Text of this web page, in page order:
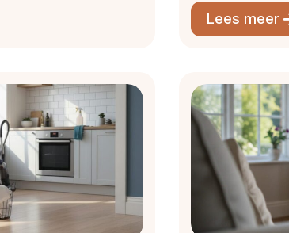
Lees meer